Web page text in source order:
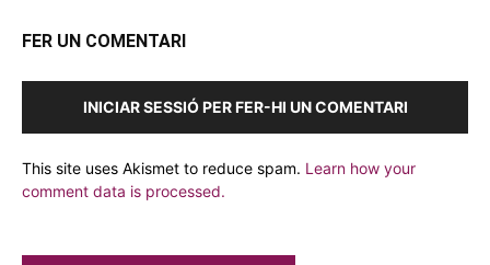
FER UN COMENTARI
INICIAR SESSIÓ PER FER-HI UN COMENTARI
This site uses Akismet to reduce spam. Learn how your
comment data is processed.